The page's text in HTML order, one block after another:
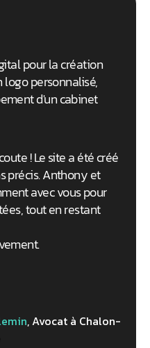
pour la création
logo personnalisé,
d'un cabinet
! Le site a été créé
précis. Anthony et
avec vous pour
tout en restant
Avocat à Chalon-